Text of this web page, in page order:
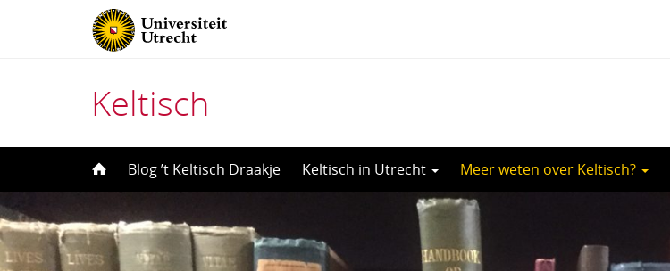
Keltisch
naar
het
inhoud
Blog ’t Keltisch Draakje Keltisch in Utrecht Meer weten over Keltisch?